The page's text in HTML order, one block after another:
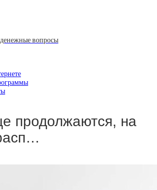
вопросы
продолжаются, на